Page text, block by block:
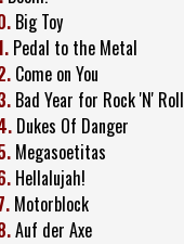
Big Toy
Pedal to the Metal
Come on You
Bad Year for Rock 'N' Roll
Dukes Of Danger
Megasoetitas
Hellalujah!
Motorblock
Auf der Axe